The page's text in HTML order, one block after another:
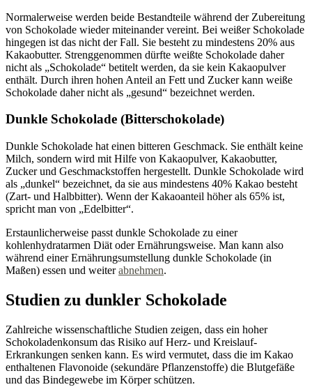
Normalerweise werden beide Bestandteile während der Zubereitung
von Schokolade wieder miteinander vereint. Bei weißer Schokolade
hingegen ist das nicht der Fall. Sie besteht zu mindestens 20% aus
Kakaobutter. Strenggenommen dürfte weißte Schokolade daher
nicht als „Schokolade“ betitelt werden, da sie kein Kakaopulver
enthält. Durch ihren hohen Anteil an Fett und Zucker kann weiße
Schokolade daher nicht als „gesund“ bezeichnet werden.
Dunkle Schokolade (Bitterschokolade)
Dunkle Schokolade hat einen bitteren Geschmack. Sie enthält keine
Milch, sondern wird mit Hilfe von Kakaopulver, Kakaobutter,
Zucker und Geschmackstoffen hergestellt. Dunkle Schokolade wird
als „dunkel“ bezeichnet, da sie aus mindestens 40% Kakao besteht
(Zart- und Halbbitter). Wenn der Kakaoanteil höher als 65% ist,
spricht man von „Edelbitter“.
Erstaunlicherweise passt dunkle Schokolade zu einer
kohlenhydratarmen Diät oder Ernährungsweise. Man kann also
während einer Ernährungsumstellung dunkle Schokolade (in
Maßen) essen und weiterabnehmen.
Studien zu dunkler Schokolade
Zahlreiche wissenschaftliche Studien zeigen, dass ein hoher
Schokoladenkonsum das Risiko auf Herz- und Kreislauf-
Erkrankungen senken kann. Es wird vermutet, dass die im Kakao
enthaltenen Flavonoide (sekundäre Pflanzenstoffe) die Blutgefäße
und das Bindegewebe im Körper schützen.